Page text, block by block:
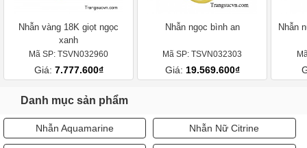
Nhẫn vàng 18K giọt ngọc
xanh
Mã SP: TSVN032960
Giá: 7.777.600₫
Nhẫn ngọc bình an
Mã SP: TSVN032303
Giá: 19.569.600₫
Nhẫn
Danh mục sản phẩm
Nhẫn Aquamarine Nhẫn Nữ Citrine